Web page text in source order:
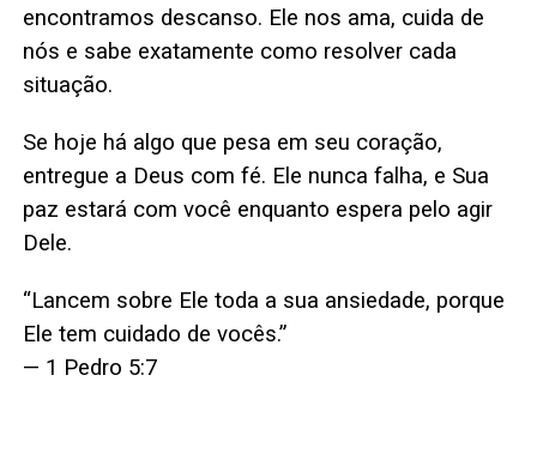
encontramos descanso. Ele nos ama, cuida de
nós e sabe exatamente como resolver cada
situação.
Se hoje há algo que pesa em seu coração,
entregue a Deus com fé. Ele nunca falha, e Sua
paz estará com você enquanto espera pelo agir
Dele.
“Lancem sobre Ele toda a sua ansiedade, porque
Ele tem cuidado de vocês.”
— 1 Pedro 5:7